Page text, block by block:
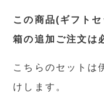
この商品(ギフト
箱の追加ご注文は
こちらのセットは
けします。